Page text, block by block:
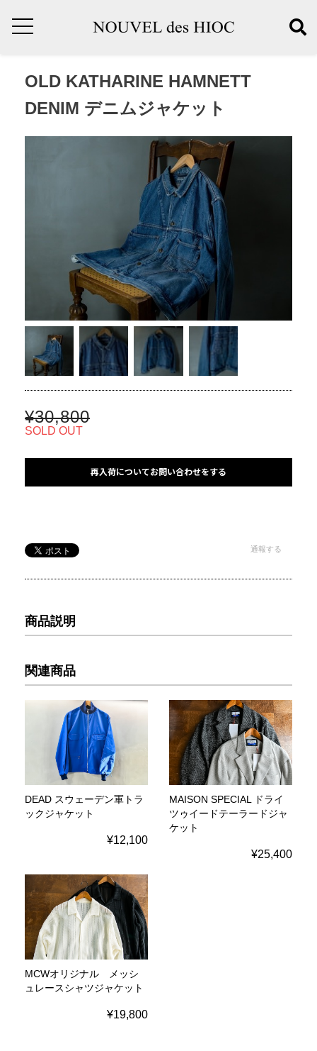
OLD KATHARINE HAMNETT
DENIM デニムジャケット
¥30,800
SOLD OUT
再入荷についてお問い合わせをする
通報する
商品説明
関連商品
DEAD スウェーデン軍トラ
ックジャケット
¥12,100
MAISON SPECIAL ドライ
ツゥイードテーラードジャ
ケット
¥25,400
MCWオリジナル メッシ
ュレースシャツジャケット
¥19,800